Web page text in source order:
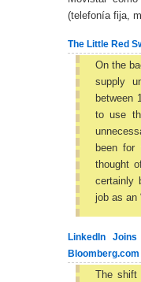
(telefonía fija,
The Little Red
On the
supply
between
to use
been for
thought
certainly
job as an
LinkedIn
Bloomberg.com
The shift